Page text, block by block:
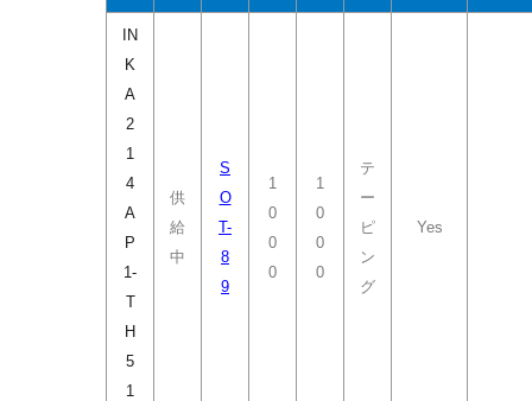
IN
K
A
2
1
4
A
P
1-
T
H
5
1
供
給
中
S
O
T-
8
9
1
0
0
0
1
0
0
0
テ
ー
ピ
ン
グ
Yes